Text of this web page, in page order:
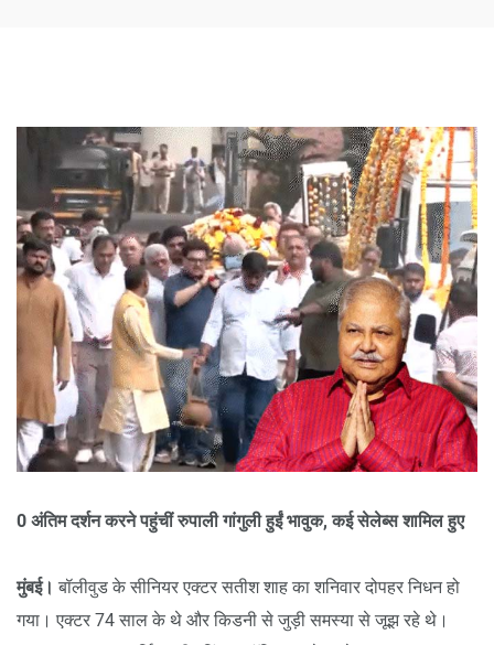
0 अंतिम दर्शन करने पहुंचीं रुपाली गांगुली हुईं भावुक, कई सेलेब्स शामिल हुए
मुंबई। बॉलीवुड के सीनियर एक्टर सतीश शाह का शनिवार दोपहर निधन हो
गया। एक्टर 74 साल के थे और किडनी से जुड़ी समस्या से जूझ रहे थे।